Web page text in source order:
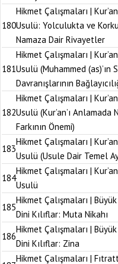
180
Hikmet Çalışmaları |
Usulü: Yolculukta ve
Namaza Dair Rivayetler
181
Hikmet Çalışmaları |
Usulü (Muhammed (as)’ın
Davranışlarının
182
Hikmet Çalışmaları |
Usulü (Kur’an’ı Anlamada
Farkının Önemi)
183
Hikmet Çalışmaları |
Usulü (Usule Dair Temel
184
Hikmet Çalışmaları |
Usulü
185
Hikmet Çalışmaları |
Dini Kılıflar: Muta Nikahı
186
Hikmet Çalışmaları |
Dini Kılıflar: Zina
Hikmet Çalışmaları |